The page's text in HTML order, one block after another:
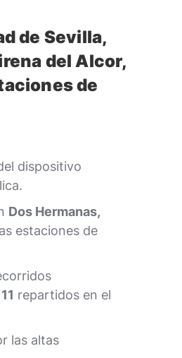
de Sevilla,
del Alcor,
de
dispositivo
Dos Hermanas,
estaciones de
11 repartidos en el
las altas